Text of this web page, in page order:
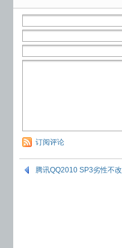
订阅评论
腾讯QQ2010 SP3劣性不改